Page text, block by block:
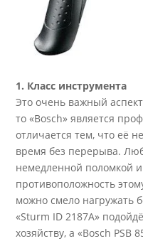
1. Класс инструмента
Это очень важный
то «Bosch» является
отличается тем, что её
время без перерыва.
немедленной поломкой
противоположность
можно смело нагружать
«Sturm ID 2187А»
хозяйству, a «Bosch PSB